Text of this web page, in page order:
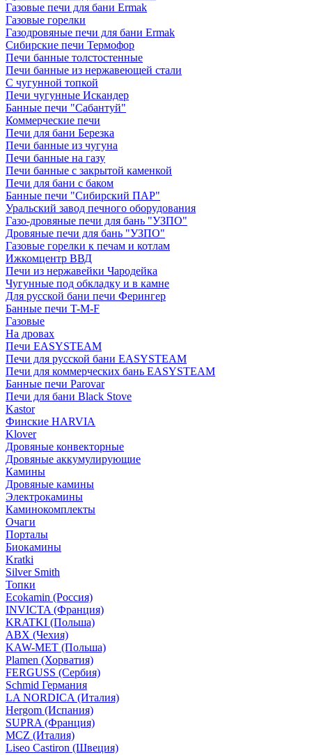
Газовые печи для бани Ermak
Газовые горелки
Газодровяные печи для бани Ermak
Сибирские печи Термофор
Печи банные толстостенные
Печи банные из нержавеющей стали
С чугунной топкой
Печи чугунные Искандер
Банные печи "Сабантуй"
Коммерческие печи
Печи для бани Березка
Печи банные из чугуна
Печи банные на газу
Печи банные с закрытой каменкой
Печи для бани с баком
Банные печи "Сибирский ПАР"
Уральский завод печного оборудования
Газо-дровяные печи для бань "УЗПО"
Дровяные печи для бань "УЗПО"
Газовые горелки к печам и котлам
Ижкомцентр ВВД
Печи из нержавейки Чародейка
Чугунные под обкладку и в камне
Для русской бани печи Ферингер
Банные печи T-M-F
Газовые
На дровах
Печи EASYSTEAM
Печи для русской бани EASYSTEAM
Печи для коммерческих бань EASYSTEAM
Банные печи Parovar
Печи для бани Black Stove
Kastor
Финские HARVIA
Klover
Дровяные конвекторные
Дровяные аккумулирующие
Камины
Дровяные камины
Электрокамины
Каминокомплекты
Очаги
Порталы
Биокамины
Kratki
Silver Smith
Топки
Ecokamin (Россия)
INVICTA (Франция)
KRATKI (Польша)
ABX (Чехия)
KAW-MET (Польша)
Plamen (Хорватия)
FERGUSS (Сербия)
Schmid Германия
LA NORDICA (Италия)
Hergom (Испания)
SUPRA (Франция)
MCZ (Италия)
Liseo Castiron (Швеция)